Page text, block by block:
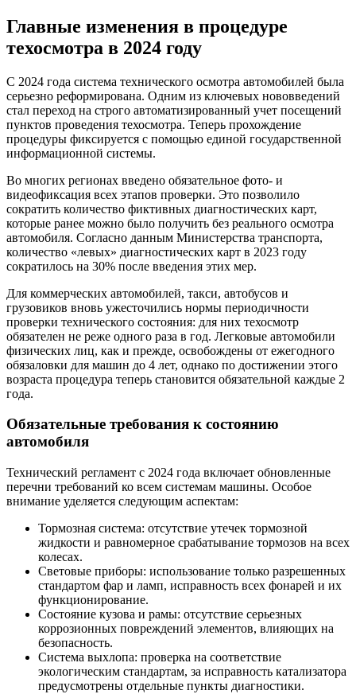
Главные изменения в процедуре
техосмотра в 2024 году
С 2024 года система технического осмотра автомобилей была
серьезно реформирована. Одним из ключевых нововведений
стал переход на строго автоматизированный учет посещений
пунктов проведения техосмотра. Теперь прохождение
процедуры фиксируется с помощью единой государственной
информационной системы.
Во многих регионах введено обязательное фото- и
видеофиксация всех этапов проверки. Это позволило
сократить количество фиктивных диагностических карт,
которые ранее можно было получить без реального осмотра
автомобиля. Согласно данным Министерства транспорта,
количество «левых» диагностических карт в 2023 году
сократилось на 30% после введения этих мер.
Для коммерческих автомобилей, такси, автобусов и
грузовиков вновь ужесточились нормы периодичности
проверки технического состояния: для них техосмотр
обязателен не реже одного раза в год. Легковые автомобили
физических лиц, как и прежде, освобождены от ежегодного
обязаловки для машин до 4 лет, однако по достижении этого
возраста процедура теперь становится обязательной каждые 2
года.
Обязательные требования к состоянию
автомобиля
Технический регламент с 2024 года включает обновленные
перечни требований ко всем системам машины. Особое
внимание уделяется следующим аспектам:
Тормозная система: отсутствие утечек тормозной
жидкости и равномерное срабатывание тормозов на всех
колесах.
Световые приборы: использование только разрешенных
стандартом фар и ламп, исправность всех фонарей и их
функционирование.
Состояние кузова и рамы: отсутствие серьезных
коррозионных повреждений элементов, влияющих на
безопасность.
Система выхлопа: проверка на соответствие
экологическим стандартам, за исправность катализатора
предусмотрены отдельные пункты диагностики.